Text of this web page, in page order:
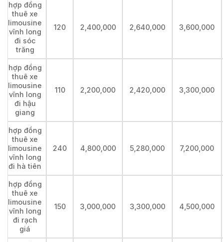
hợp đồng
thuê xe
limousine
vĩnh long
đi sóc
trăng
120 2,400,000 2,640,000 3,600,000
hợp đồng
thuê xe
limousine
vĩnh long
đi hậu
giang
110 2,200,000 2,420,000 3,300,000
hợp đồng
thuê xe
limousine
vĩnh long
đi hà tiên
240 4,800,000 5,280,000 7,200,000
hợp đồng
thuê xe
limousine
vĩnh long
đi rạch
giá
150 3,000,000 3,300,000 4,500,000